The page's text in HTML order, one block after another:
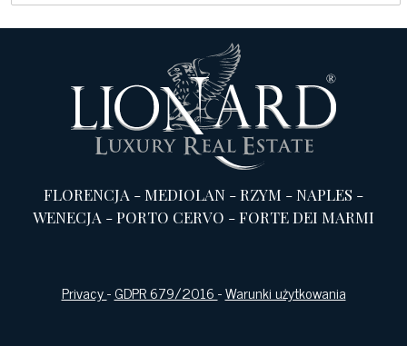
FLORENCJA -MEDIOLAN -RZYM -NAPLES -
WENECJA -PORTO CERVO -FORTE DEI MARMI
Privacy-GDPR 679/2016-Warunki użytkowania